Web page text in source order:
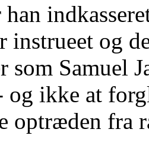
instrueet og
som Samuel
og ikke at
optræden fra